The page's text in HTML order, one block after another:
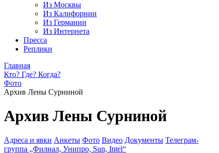
Из Москвы
Из Калифорнии
Из Германии
Из Интернета
Пресса
Реплики
Главная
Кто? Где? Когда?
Фото
Архив Лены Сурниной
Архив Лены Сурниной
Адреса и явки Анкеты Фото Видео Документы Телеграм-
группа „Филиал, Унипро, Sun, Intel“